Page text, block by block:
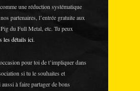
une réduction systématique
partenaires, l’entrée gratuite aux
du Full Metal, etc. Tu peux
les détails ici.
pour toi de t’impliquer dans
si tu le souhaites et
à faire partager de bons